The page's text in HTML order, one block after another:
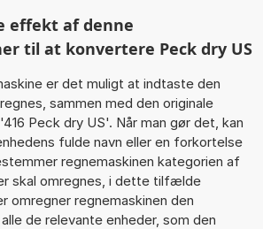
effekt af denne
til at konvertere Peck dry US
er det muligt at indtaste den
sammen med den originale
Peck dry US'. Når man gør det, kan
fulde navn eller en forkortelse
regnemaskinen kategorien af
skal omregnes, i dette tilfælde
omregner regnemaskinen den
de relevante enheder, som den